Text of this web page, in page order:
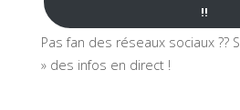
!!
Pas fan des réseaux sociaux ??
» des infos en direct !